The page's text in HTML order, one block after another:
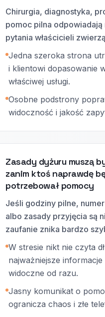
Chirurgia, diagnostyka,
pomoc pilna odpowiadają
pytania właścicieli
Jedna szeroka strona
i klientowi dopasowanie
właściwej usługi.
Osobne podstrony
widoczność i jakość
Zasady dyżuru muszą
zanim ktoś naprawdę
potrzebował pomocy
Jeśli godziny pilne,
albo zasady przyjęcia są
zaufanie znika bardzo
W stresie nikt nie czyta
najważniejsze
widoczne od razu.
Jasny komunikat o
ogranicza chaos i złe